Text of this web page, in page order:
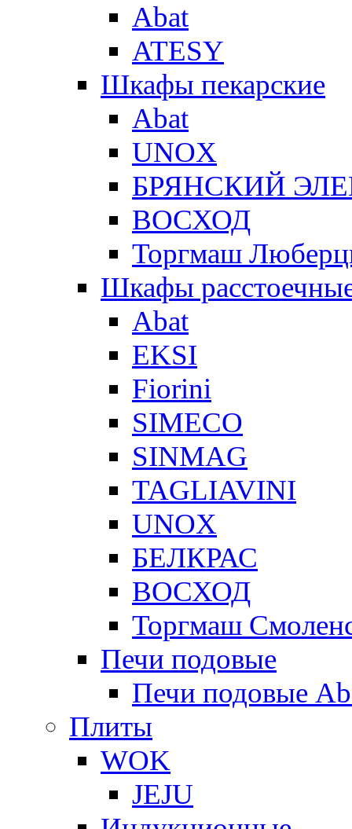
Abat
ATESY
Шкафы пекарские
Abat
UNOX
БРЯНСКИЙ
ВОСХОД
Торгмаш
Шкафы
Abat
EKSI
Fiorini
SIMECO
SINMAG
TAGLIAVINI
UNOX
БЕЛКРАС
ВОСХОД
Торгмаш
Печи подовые
Печи подовые
Плиты
WOK
JEJU